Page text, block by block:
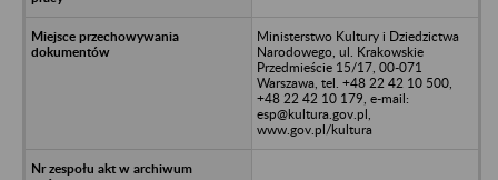
Ministerstwo Kultury i Dziedzictwa
Narodowego, ul. Krakowskie
Przedmieście 15/17, 00-071
Warszawa, tel. +48 22 42 10 500,
+48 22 42 10 179, e-mail:
esp@kultura.gov.pl,
www.gov.pl/kultura